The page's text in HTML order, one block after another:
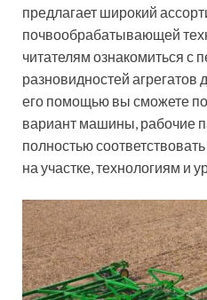
предлагает широкий
почвообрабатывающей
читателям ознакомиться с
разновидностей агрегатов
его помощью вы сможете
вариант машины, рабочие
полностью
на участке, технологиям и